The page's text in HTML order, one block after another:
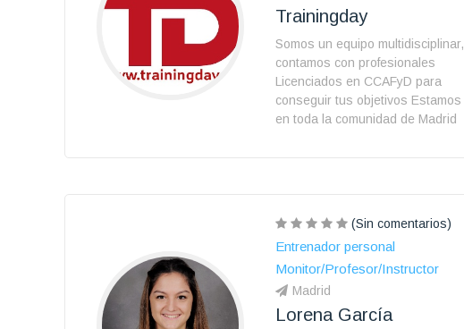
Trainingday
Somos un equipo multidisciplinar,
contamos con profesionales
Licenciados en CCAFyD para
conseguir tus objetivos Estamos
en toda la comunidad de Madrid
(Sin comentarios)
Entrenador personal
Monitor/Profesor/Instructor
Madrid
Lorena García